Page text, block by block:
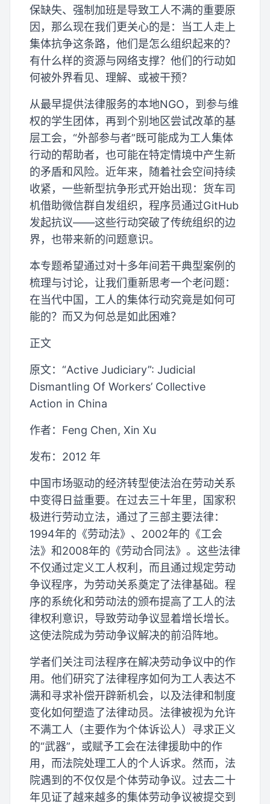
保缺失、强制加班是导致工人不满的重要原
因，那么现在我们更关心的是：当工人走上
集体抗争这条路，他们是怎么组织起来的？
有什么样的资源与网络支撑？他们的行动如
何被外界看见、理解、或被干预？
从最早提供法律服务的本地NGO，到参与维
权的学生团体，再到个别地区尝试改革的基
层工会，“外部参与者”既可能成为工人集体
行动的帮助者，也可能在特定情境中产生新
的矛盾和风险。近年来，随着社会空间持续
收紧，一些新型抗争形式开始出现：货车司
机借助微信群自发组织，程序员通过GitHub
发起抗议——这些行动突破了传统组织的边
界，也带来新的问题意识。
本专题希望通过对十多年间若干典型案例的
梳理与讨论，让我们重新思考一个老问题：
在当代中国，工人的集体行动究竟是如何可
能的？而又为何总是如此困难？
正文
原文：“Active Judiciary”: Judicial
Dismantling Of Workers’ Collective
Action in China
作者：Feng Chen, Xin Xu
发布：2012 年
中国市场驱动的经济转型使法治在劳动关系
中变得日益重要。在过去三十年里，国家积
极进行劳动立法，通过了三部主要法律：
1994年的《劳动法》、2002年的《工会
法》和2008年的《劳动合同法》。这些法律
不仅通过定义工人权利，而且通过规定劳动
争议程序，为劳动关系奠定了法律基础。程
序的系统化和劳动法的颁布提高了工人的法
律权利意识，导致劳动争议显着增长增长。
这使法院成为劳动争议解决的前沿阵地。
学者们关注司法程序在解决劳动争议中的作
用。他们研究了法律程序如何为工人表达不
满和寻求补偿开辟新机会，以及法律和制度
变化如何塑造了法律动员。法律被视为允许
不满工人（主要作为个体诉讼人）寻求正义
的“武器”，或赋予工会在法律援助中的作
用，而法院处理工人的个人诉求。然而，法
院遇到的不仅仅是个体劳动争议。过去二十
年见证了越来越多的集体劳动争议被提交到